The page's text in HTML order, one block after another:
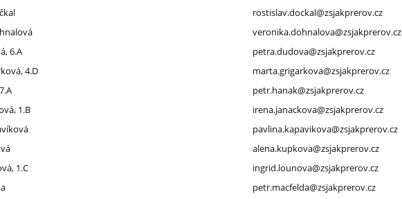
rostislav.dockal@zsjakprerov.cz
veronika.dohnalova@zsjakprerov.cz
6.A
petra.dudova@zsjakprerov.cz
4.D
marta.grigarkova@zsjakprerov.cz
petr.hanak@zsjakprerov.cz
1.B
irena.janackova@zsjakprerov.cz
pavlina.kapavikova@zsjakprerov.cz
alena.kupkova@zsjakprerov.cz
1.C
ingrid.lounova@zsjakprerov.cz
petr.macfelda@zsjakprerov.cz